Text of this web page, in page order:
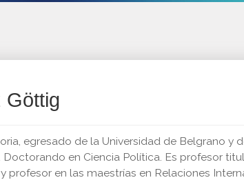
Göttig
egresado de la Universidad de Belgrano y
Doctorando en Ciencia Política. Es profesor
profesor en las maestrías en Relaciones